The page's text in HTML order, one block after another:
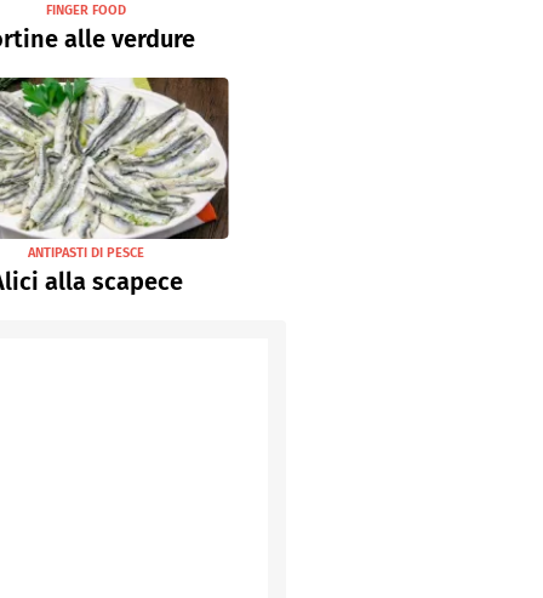
FINGER FOOD
alle verdure
ANTIPASTI DI PESCE
alla scapece